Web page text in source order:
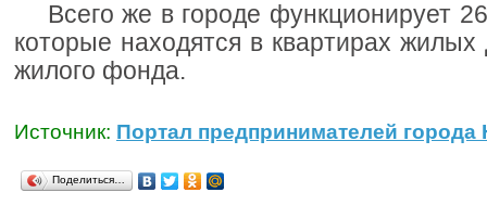
Всего же в городе функционирует
которые находятся в квартирах
жилого фонда.
Источник: Портал предпринимателей
Поделиться…